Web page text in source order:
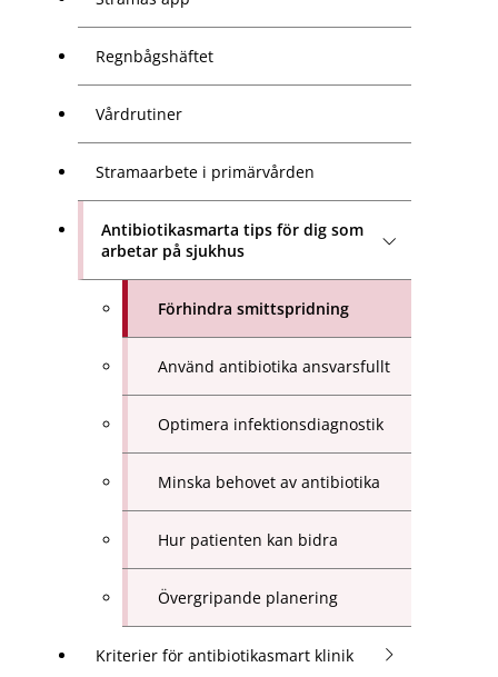
Regnbågshäftet
Vårdrutiner
Stramaarbete i primärvården
Antibiotikasmarta tips för dig som
arbetar på sjukhus
Förhindra smittspridning
Använd antibiotika ansvarsfullt
Optimera infektionsdiagnostik
Minska behovet av antibiotika
Hur patienten kan bidra
Övergripande planering
Kriterier för antibiotikasmart klinik